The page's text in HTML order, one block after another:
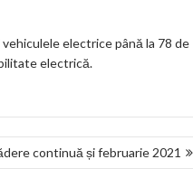
electrice până la 78 de
electrică.
continuă și februarie 2021